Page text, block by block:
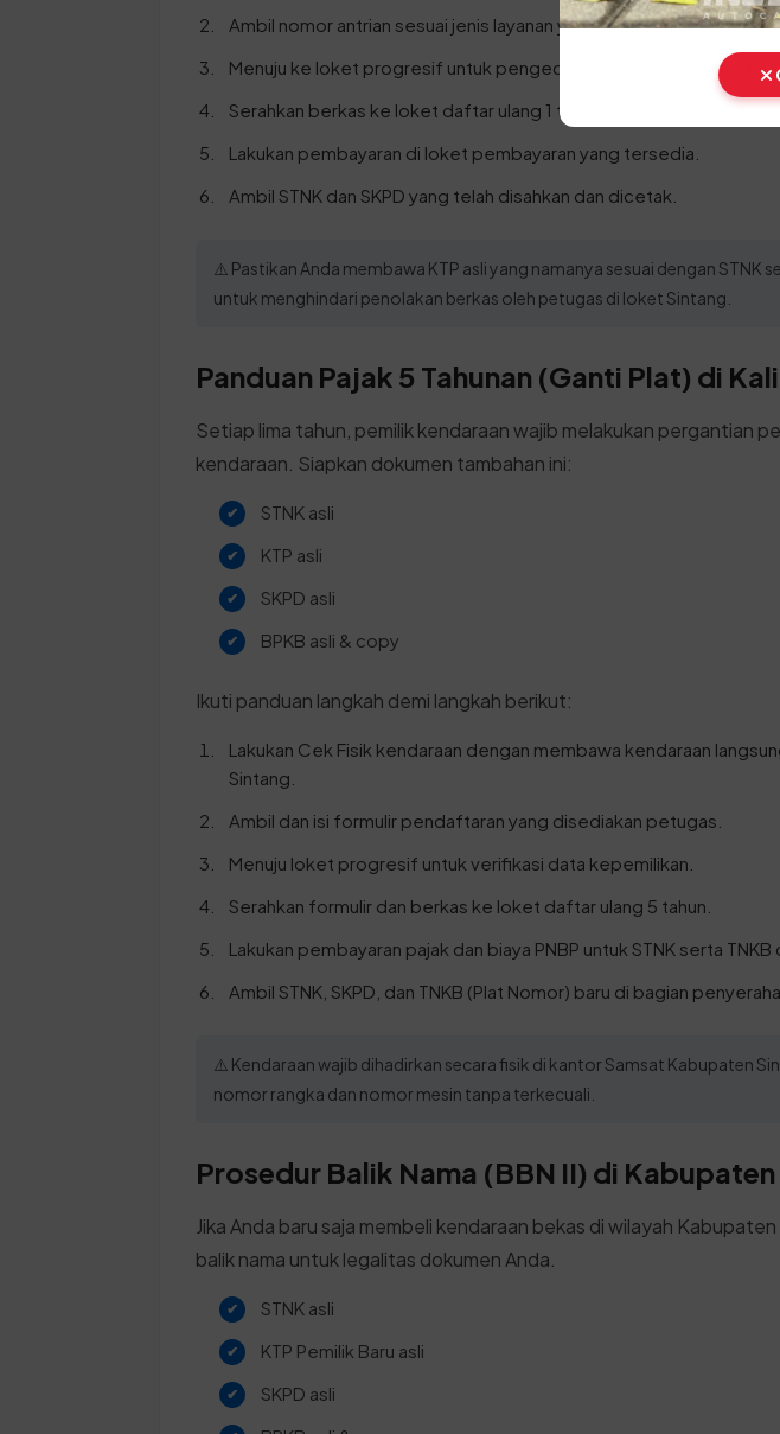
Ambil nomor antrian sesuai jenis layanan yang diinginkan.
Menuju ke loket progresif untuk pengecekan kepemilikan
Serahkan berkas ke loket daftar ulang 1 tahun.
Lakukan pembayaran di loket pembayaran yang tersedia.
Ambil STNK dan SKPD yang telah disahkan dan dicetak.
⚠️ Pastikan Anda membawa KTP asli yang namanya sesuai dengan STNK
untuk menghindari penolakan berkas oleh petugas di loket Sintang.
Panduan Pajak 5 Tahunan (Ganti Plat) di
Setiap lima tahun, pemilik kendaraan wajib melakukan pergantian
kendaraan. Siapkan dokumen tambahan ini:
STNK asli
KTP asli
SKPD asli
BPKB asli & copy
Ikuti panduan langkah demi langkah berikut:
Lakukan Cek Fisik kendaraan dengan membawa kendaraan
Sintang.
Ambil dan isi formulir pendaftaran yang disediakan petugas.
Menuju loket progresif untuk verifikasi data kepemilikan.
Serahkan formulir dan berkas ke loket daftar ulang 5 tahun.
Lakukan pembayaran pajak dan biaya PNBP untuk STNK serta
Ambil STNK, SKPD, dan TNKB (Plat Nomor) baru di bagian
⚠️ Kendaraan wajib dihadirkan secara fisik di kantor Samsat Kabupaten
nomor rangka dan nomor mesin tanpa terkecuali.
Prosedur Balik Nama (BBN II) di
Jika Anda baru saja membeli kendaraan bekas di wilayah
balik nama untuk legalitas dokumen Anda.
STNK asli
KTP Pemilik Baru asli
SKPD asli